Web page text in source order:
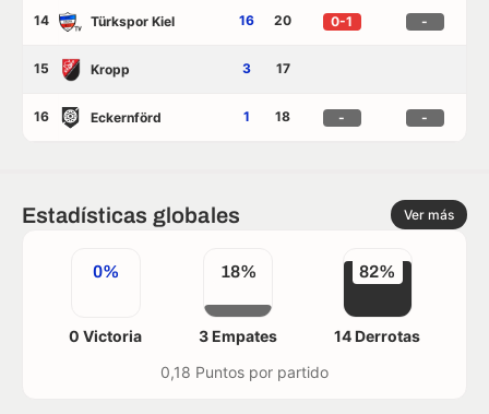
14 Türkspor Kiel 16 20 0-1 -
15 Kropp 3 17
16 Eckernförd 1 18 - -
Estadísticas globales Ver más
0%
0 Victoria
18%
3 Empates
82%
14 Derrotas
0,18 Puntos por partido